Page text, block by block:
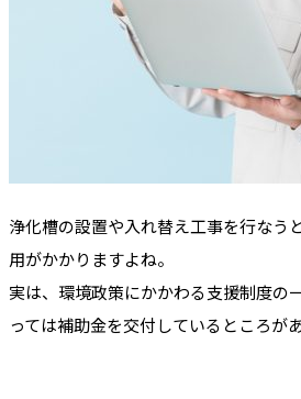
浄化槽の設置や入れ替え工事を行なう
用がかかりますよね。
実は、環境政策にかかわる支援制度の
っては補助金を交付しているところが